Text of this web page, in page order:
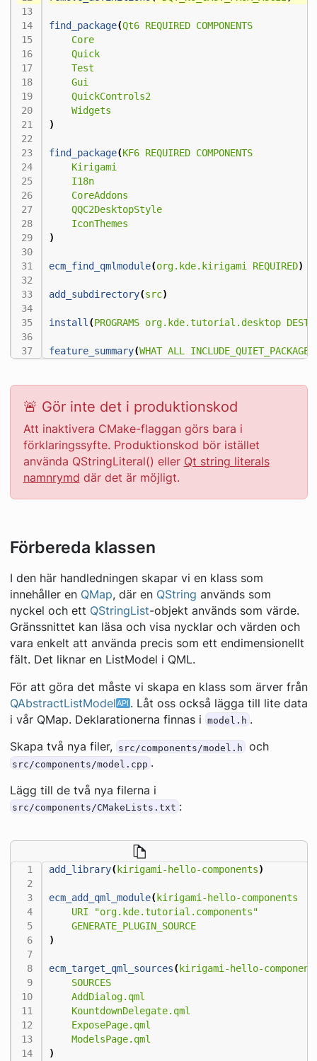
find_package(Qt6 REQUIRED COMPONENTS
Core
Quick
Test
Gui
QuickControls2
Widgets
)
find_package(KF6 REQUIRED COMPONENTS
Kirigami
I18n
CoreAddons
QQC2DesktopStyle
IconThemes
)
ecm_find_qmlmodule(org.kde.kirigami REQUIRED)
add_subdirectory(src)
install (PROGRAMS org.kde.tutorial.desktop
feature_summary(WHAT ALL INCLUDE_QUIET_PACKAGES
🚨 Gör inte det i produktionskod
Att inaktivera CMake-flaggan görs bara i
förklaringssyfte. Produktionskod bör istället
använda QStringLiteral() eller Qt string literals
namnrymd där det är möjligt.
Förbereda klassen
I den här handledningen skapar vi en klass som
innehåller en QMap, där en QString används som
nyckel och ett QStringList-objekt används som värde.
Gränssnittet kan läsa och visa nycklar och värden och
vara enkelt att använda precis som ett endimensionellt
fält. Det liknar en ListModel i QML.
För att göra det måste vi skapa en klass som ärver från
QAbstractListModel
. Låt oss också lägga till lite data
i vår QMap. Deklarationerna finnas i
model.h .
Skapa två nya filer, src/components/model.h och
src/components/model.cpp .
Lägg till de två nya filerna i
src/components/CMakeLists.txt :
add_library( kirigami-hello-components)
ecm_add_qml_module( kirigami-hello-components
URI
"org.kde.tutorial.components"
GENERATE_PLUGIN_SOURCE
)
ecm_target_qml_sources( kirigami-hello-
SOURCES
AddDialog.qml
KountdownDelegate.qml
ExposePage.qml
ModelsPage.qml
)